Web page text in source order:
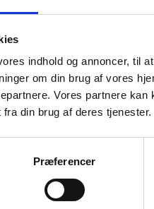
indhold og annoncer, til
om din brug af vores
Vores partnere
din brug af deres tjenester.
Præferencer
af udenlandske
karakterskalaer
krav